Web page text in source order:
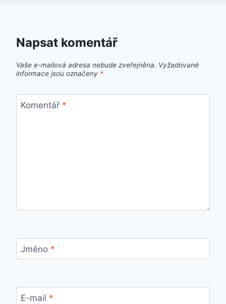
Napsat komentář
Vaše e-mailová adresa nebude zveřejněna. Vyžadované
informace jsou označeny *
Komentář *
Jméno *
E-mail *